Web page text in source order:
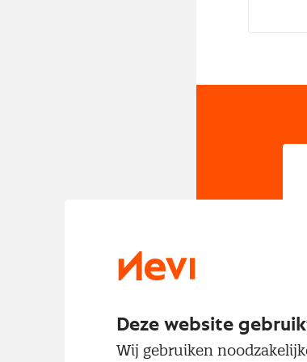
Deze website
Wij gebruiken